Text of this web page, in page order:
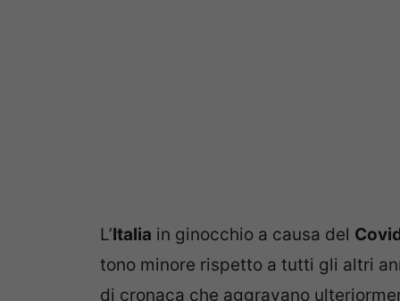
L’Italia in ginocchio a causa del
tono minore rispetto a tutti gli altri
di cronaca che aggravano